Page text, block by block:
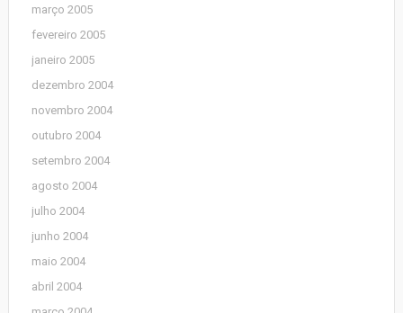
março 2005
fevereiro 2005
janeiro 2005
dezembro 2004
novembro 2004
outubro 2004
setembro 2004
agosto 2004
julho 2004
junho 2004
maio 2004
abril 2004